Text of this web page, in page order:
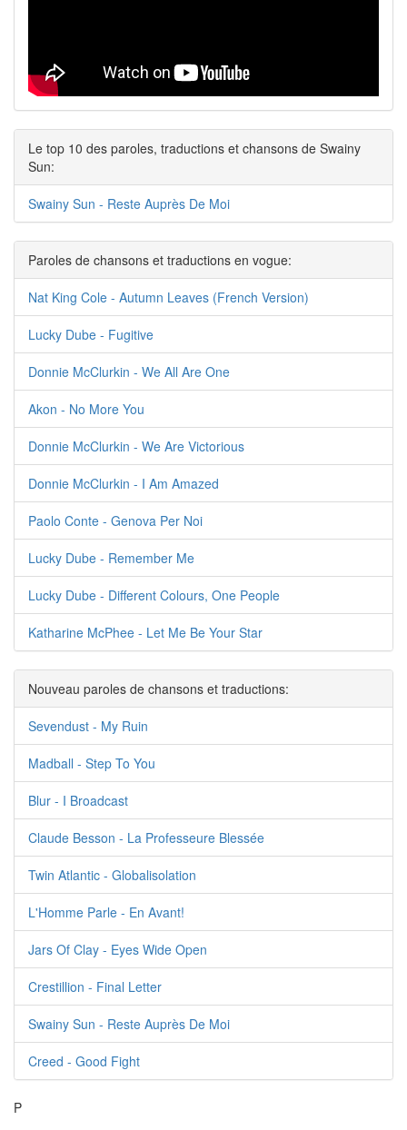
Le top 10 des paroles, traductions et chansons de Swainy
Sun:
Swainy Sun - Reste Auprès De Moi
Paroles de chansons et traductions en vogue:
Nat King Cole - Autumn Leaves (French Version)
Lucky Dube - Fugitive
Donnie McClurkin - We All Are One
Akon - No More You
Donnie McClurkin - We Are Victorious
Donnie McClurkin - I Am Amazed
Paolo Conte - Genova Per Noi
Lucky Dube - Remember Me
Lucky Dube - Different Colours, One People
Katharine McPhee - Let Me Be Your Star
Nouveau paroles de chansons et traductions:
Sevendust - My Ruin
Madball - Step To You
Blur - I Broadcast
Claude Besson - La Professeure Blessée
Twin Atlantic - Globalisolation
L'Homme Parle - En Avant!
Jars Of Clay - Eyes Wide Open
Crestillion - Final Letter
Swainy Sun - Reste Auprès De Moi
Creed - Good Fight
P